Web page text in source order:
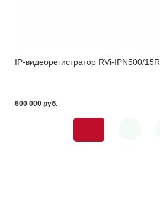
IP-видеорегистратор RVi-IPN500/15R
600 000 pуб.